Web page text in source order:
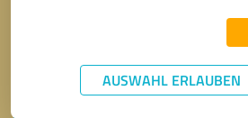
AUSWAHL ERLAUBEN
Bitte um Rückruf